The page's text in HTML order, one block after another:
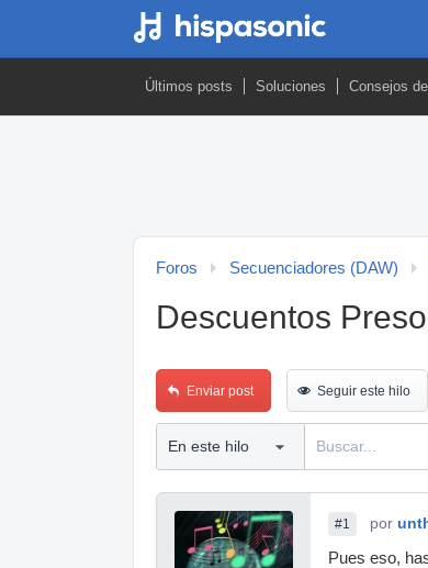
Últimos posts Soluciones Consejos
Foros Secuenciadores (DAW)
Descuentos
Enviar post Seguir este hilo
#1 por
Pues eso,